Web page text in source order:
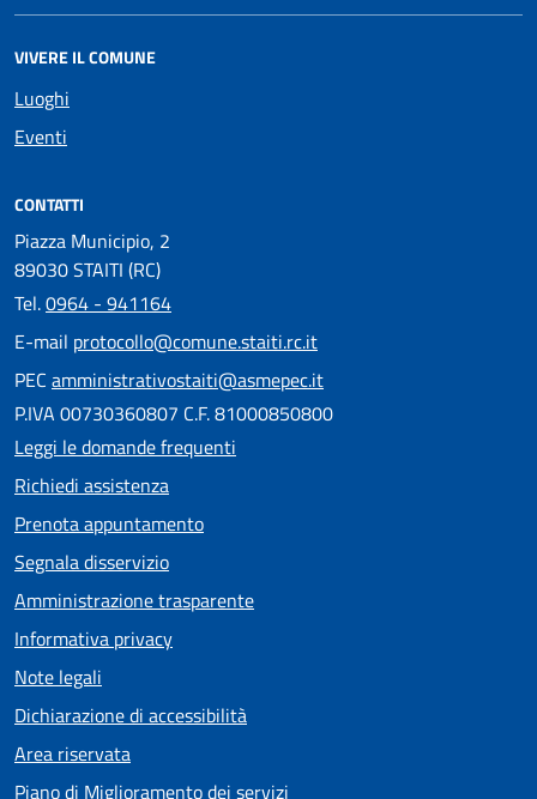
VIVERE IL COMUNE
Luoghi
Eventi
CONTATTI
Piazza Municipio, 2
89030 STAITI (RC)
Tel.0964 - 941164
E-mail protocollo@comune.staiti.rc.it
PEC amministrativostaiti@asmepec.it
P.IVA 00730360807 C.F. 81000850800
Leggi le domande frequenti
Richiedi assistenza
Prenota appuntamento
Segnala disservizio
Amministrazione trasparente
Informativa privacy
Note legali
Dichiarazione di accessibilità
Area riservata
Piano di Miglioramento dei servizi